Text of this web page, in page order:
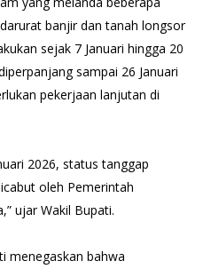
banjir dan tanah longsor
sejak 7 Januari hingga 20
sampai 26 Januari
pekerjaan lanjutan di
2026, status tanggap
oleh Pemerintah
ujar Wakil Bupati.
menegaskan bahwa